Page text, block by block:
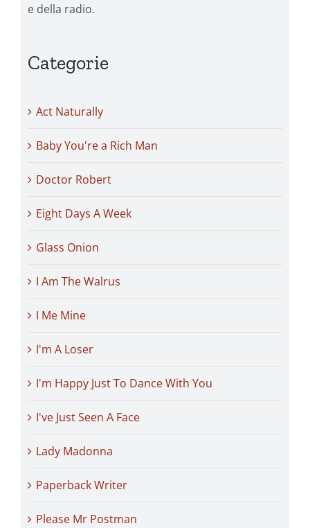
e della radio.
Categorie
Act Naturally
Baby You're a Rich Man
Doctor Robert
Eight Days A Week
Glass Onion
I Am The Walrus
I Me Mine
I'm A Loser
I'm Happy Just To Dance With You
I've Just Seen A Face
Lady Madonna
Paperback Writer
Please Mr Postman